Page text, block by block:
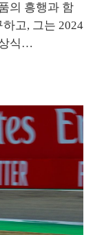
의 흥행과 함
고, 그는 2024
식…